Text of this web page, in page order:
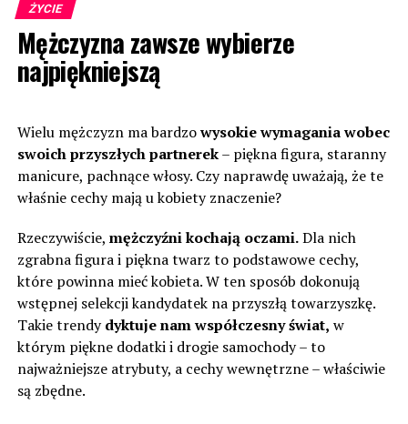
ŻYCIE
Mężczyzna zawsze wybierze
najpiękniejszą
Wielu mężczyzn ma bardzowysokie wymagania wobec
swoich przyszłych partnerek– piękna figura, staranny
manicure, pachnące włosy. Czy naprawdę uważają, że te
właśnie cechy mają u kobiety znaczenie?
Rzeczywiście, mężczyźni kochają oczami.Dla nich
zgrabna figura i piękna twarz to podstawowe cechy,
które powinna mieć kobieta. W ten sposób dokonują
wstępnej selekcji kandydatek na przyszłą towarzyszkę.
Takie trendydyktuje nam współczesny świat, w
którym piękne dodatki i drogie samochody – to
najważniejsze atrybuty, a cechy wewnętrzne – właściwie
są zbędne.